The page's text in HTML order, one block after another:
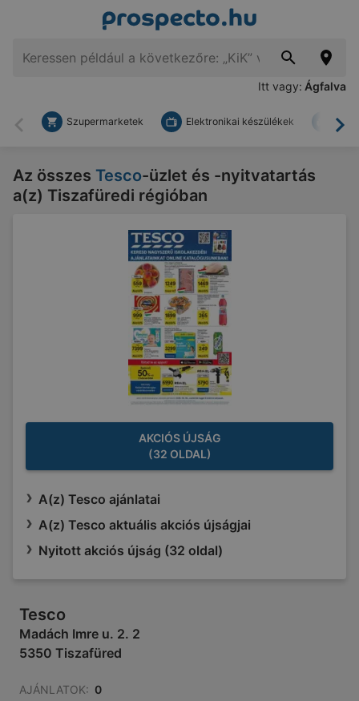
Itt vagy: Ágfalva
Vissza
Szupermarketek Elektronikai készülékek
Az összes Tesco-üzlet és -nyitvatartás
a(z) Tiszafüredi régióban
AKCIÓS ÚJSÁG
(32 OLDAL)
A(z) Tesco ajánlatai
A(z) Tesco aktuális akciós újságjai
Nyitott akciós újság (32 oldal)
Tesco
Madách Imre u. 2. 2
5350 Tiszafüred
AJÁNLATOK: 0